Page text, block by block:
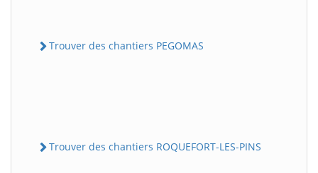
Trouver des chantiers PEGOMAS
Trouver des chantiers ROQUEFORT-LES-PINS